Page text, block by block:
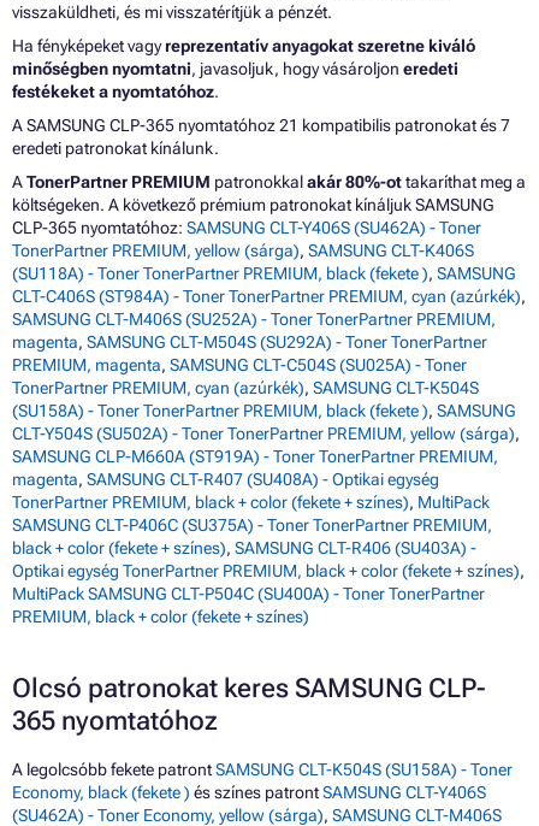
visszaküldheti, és mi visszatérítjük a pénzét.
Ha fényképeket vagyreprezentatív anyagokat szeretne kiváló
minőségben nyomtatni, javasoljuk, hogy vásároljon eredeti
festékeket a nyomtatóhoz.
A SAMSUNG CLP-365 nyomtatóhoz 21 kompatibilis patronokat és 7
eredeti patronokat kínálunk.
ATonerPartner PREMIUM patronokkalakár 80%-ottakaríthat meg a
költségeken. A következő prémium patronokat kínáljuk SAMSUNG
CLP-365 nyomtatóhoz: SAMSUNG CLT-Y406S (SU462A) - Toner
TonerPartner PREMIUM, yellow (sárga), SAMSUNG CLT-K406S
(SU118A) - Toner TonerPartner PREMIUM, black (fekete ), SAMSUNG
CLT-C406S (ST984A) - Toner TonerPartner PREMIUM, cyan (azúrkék),
SAMSUNG CLT-M406S (SU252A) - Toner TonerPartner PREMIUM,
magenta, SAMSUNG CLT-M504S (SU292A) - Toner TonerPartner
PREMIUM, magenta, SAMSUNG CLT-C504S (SU025A) - Toner
TonerPartner PREMIUM, cyan (azúrkék), SAMSUNG CLT-K504S
(SU158A) - Toner TonerPartner PREMIUM, black (fekete ), SAMSUNG
CLT-Y504S (SU502A) - Toner TonerPartner PREMIUM, yellow (sárga),
SAMSUNG CLP-M660A (ST919A) - Toner TonerPartner PREMIUM,
magenta, SAMSUNG CLT-R407 (SU408A) - Optikai egység
TonerPartner PREMIUM, black + color (fekete + színes), MultiPack
SAMSUNG CLT-P406C (SU375A) - Toner TonerPartner PREMIUM,
black + color (fekete + színes), SAMSUNG CLT-R406 (SU403A) -
Optikai egység TonerPartner PREMIUM, black + color (fekete + színes),
MultiPack SAMSUNG CLT-P504C (SU400A) - Toner TonerPartner
PREMIUM, black + color (fekete + színes)
Olcsó patronokat keres SAMSUNG CLP-
365 nyomtatóhoz
A legolcsóbb fekete patrontSAMSUNG CLT-K504S (SU158A) - Toner
Economy, black (fekete ) és színes patrontSAMSUNG CLT-Y406S
(SU462A) - Toner Economy, yellow (sárga), SAMSUNG CLT-M406S